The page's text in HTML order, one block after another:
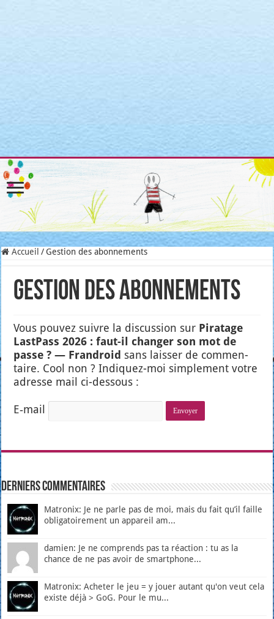
: Attempt to read property "post_type" on null in
/home/clients/3a3c8cae3088c621098b274e6da68c7c/sites/
includes/link-template.php
on line 4190
Accueil / Gestion des abonnements
Gestion des abonnements
Vous pou­vez suivre la dis­cus­sion sur Pira­tage
Last­Pass 2026 : faut-il chan­ger son mot de
passe ? — Fran­droid sans lais­ser de com­men­
taire. Cool non ? Indi­quez-moi sim­ple­ment votre
adresse mail ci-des­sous :
E‑mail
Derniers Commentaires
Matronix: Je ne parle pas de moi, mais du fait qu’il faille
obligatoirement un appareil am...
damien: Je ne comprends pas ta réaction : tu as la
chance de ne pas avoir de smartphone...
Matronix: Acheter le jeu = y jouer autant qu'on veut cela
existe déjà > GoG. Pour le mu...